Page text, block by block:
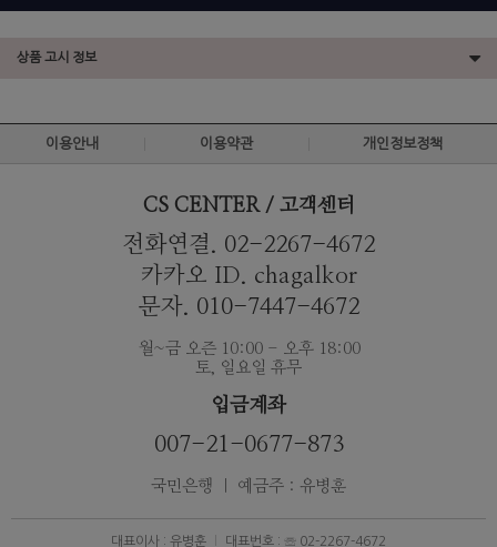
상품 고시 정보
이용안내 이용약관 개인정보정책
CS CENTER / 고객센터
전화연결. 02-2267-4672
카카오 ID. chagalkor
문자. 010-7447-4672
월~금 오즌 10:00 - 오후 18:00
토, 일요일 휴무
입금계좌
007-21-0677-873
국민은행 ｜ 예금주 : 유병훈
대표이사 : 유병훈 대표번호 : ☏ 02-2267-4672